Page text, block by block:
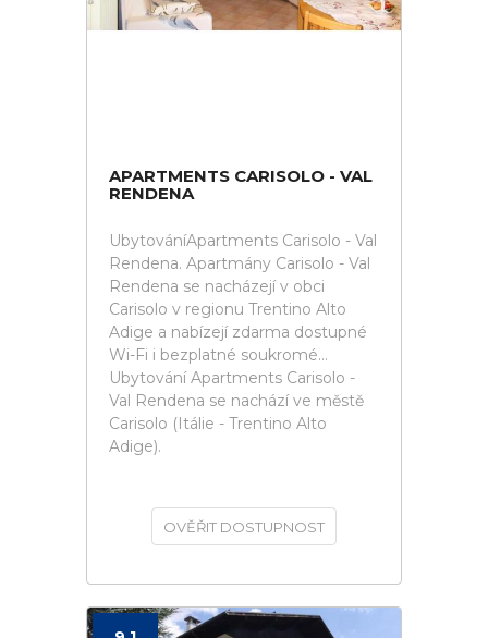
APARTMENTS CARISOLO - VAL
RENDENA
UbytováníApartments Carisolo - Val
Rendena. Apartmány Carisolo - Val
Rendena se nacházejí v obci
Carisolo v regionu Trentino Alto
Adige a nabízejí zdarma dostupné
Wi-Fi i bezplatné soukromé...
Ubytování Apartments Carisolo -
Val Rendena se nachází ve městě
Carisolo (Itálie - Trentino Alto
Adige).
OVĚŘIT DOSTUPNOST